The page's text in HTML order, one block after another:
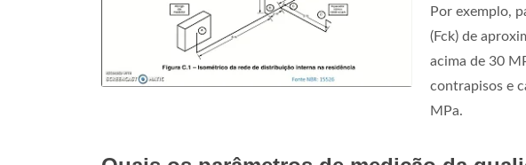
Por exemplo,
(Fck) de
acima de 30
contrapisos e
MPa.